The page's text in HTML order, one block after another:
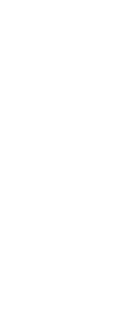
agitate tra i
di Caposele